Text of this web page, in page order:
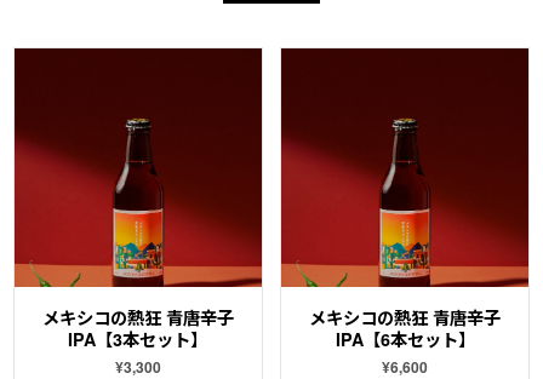
メキシコの熱狂 青唐辛子
IPA【3本セット】
¥3,300
メキシコの熱狂 青唐辛子
IPA【6本セット】
¥6,600